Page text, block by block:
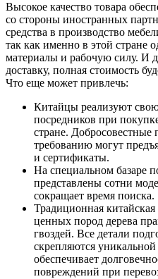
Высокое качество товара
со стороны иностранных
средства в производство
так как именно в этой стране
материалы и рабочую силу. И
доставку, полная стоимость
Что еще может привлечь:
Китайцы реализуют свою
посредников при
стране.
требованию могут
и сертификаты.
На специальном базаре
представлены сотни
сокращает время поиска.
Традиционная китайская
ценных пород дерева
гвоздей. Все детали
скрепляются
обеспечивает
повреждений при